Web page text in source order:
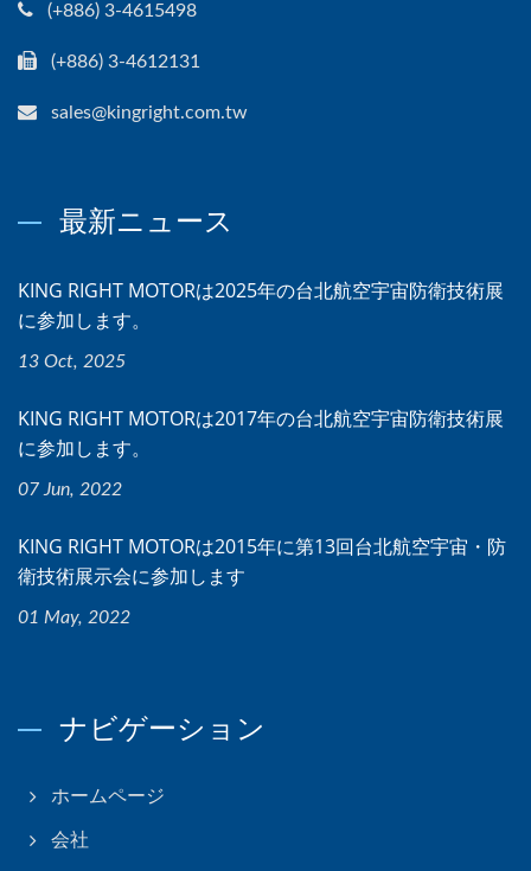
(+886) 3-4615498
(+886) 3-4612131
sales@kingright.com.tw
最新ニュース
KING RIGHT MOTORは2025年の台北航空宇宙防衛技術展
に参加します。
13 Oct, 2025
KING RIGHT MOTORは2017年の台北航空宇宙防衛技術展
に参加します。
07 Jun, 2022
KING RIGHT MOTORは2015年に第13回台北航空宇宙・防
衛技術展示会に参加します
01 May, 2022
ナビゲーション
ホームページ
会社